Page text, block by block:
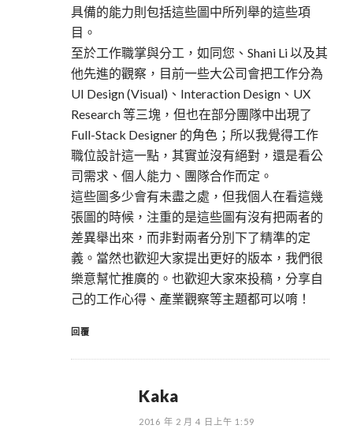
具備的能力則包括這些圖中所列舉的這些項
目。
至於工作職掌與分工，如同您、Shani Li 以及其
他先進的觀察，目前一些大公司會把工作分為
UI Design (Visual)、Interaction Design、UX
Research 等三塊，但也在部分團隊中出現了
Full-Stack Designer 的角色；所以我覺得工作
職位設計這一點，其實並沒有絕對，還是看公
司需求、個人能力、團隊合作而定。
這些圖多少會有未盡之處，但我個人在看這幾
張圖的時候，注重的是這些圖有沒有把兩者的
差異舉出來，而非對兩者分別下了精準的定
義。當然也歡迎大家提出更好的版本，我們很
樂意幫忙推廣的。也歡迎大家來投稿，分享自
己的工作心得、產業觀察等主題都可以唷！
回覆
Kaka
2016 年 2 月 4 日上午 1:59